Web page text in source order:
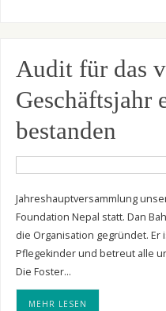
Audit für das
Geschäftsjahr
bestanden
Jahreshauptversammlung
Foundation Nepal statt. Dan
die Organisation gegründet.
Pflegekinder und betreut alle
Die Foster…
MEHR LESEN